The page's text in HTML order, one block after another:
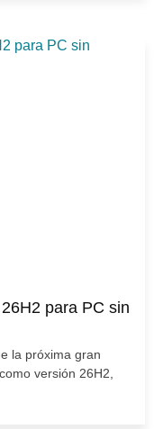
para PC sin
la próxima gran
versión 26H2,